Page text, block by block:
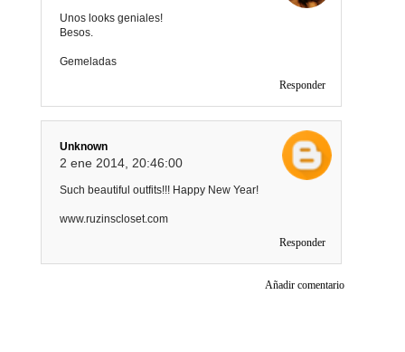
Unos looks geniales!
Besos.
Gemeladas
Responder
Unknown
2 ene 2014, 20:46:00
Such beautiful outfits!!! Happy New Year!
www.ruzinscloset.com
Responder
Añadir comentario